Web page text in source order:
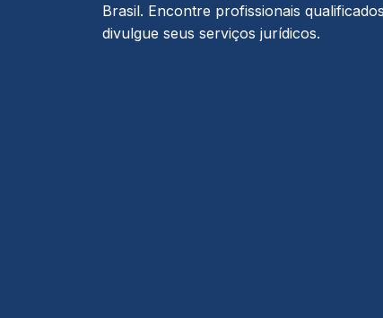
Brasil. Encontre profissionais
divulgue seus serviços jurídicos.